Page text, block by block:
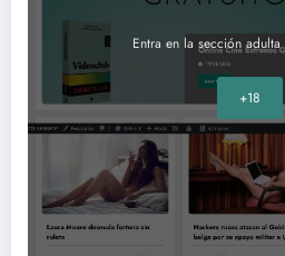
Entra en la sección adulta
+18